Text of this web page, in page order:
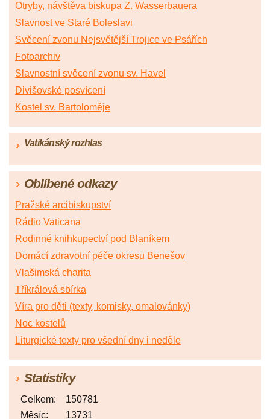
Otryby, návštěva biskupa Z. Wasserbauera
Slavnost ve Staré Boleslavi
Svěcení zvonu Nejsvětější Trojice ve Psářích
Fotoarchiv
Slavnostní svěcení zvonu sv. Havel
Divišovské posvícení
Kostel sv. Bartoloměje
Vatikánský rozhlas
Oblíbené odkazy
Pražské arcibiskupství
Rádio Vaticana
Rodinné knihkupectví pod Blaníkem
Domácí zdravotní péče okresu Benešov
Vlašimská charita
Tříkrálová sbírka
Víra pro děti (texty, komisky, omalovánky)
Noc kostelů
Liturgické texty pro všední dny i neděle
Statistiky
Celkem:
150781
Měsíc:
13731